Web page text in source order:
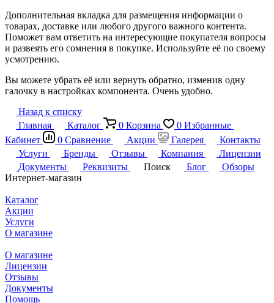
Дополнительная вкладка для размещения информации о
товарах, доставке или любого другого важного контента.
Поможет вам ответить на интересующие покупателя вопросы
и развеять его сомнения в покупке. Используйте её по своему
усмотрению.
Вы можете убрать её или вернуть обратно, изменив одну
галочку в настройках компонента. Очень удобно.
Назад к списку
Главная
Каталог 0 Корзина 0 Избранные
Кабинет
0 Сравнение Акции Галерея
Контакты
Услуги
Бренды Отзывы Компания
Лицензии
Документы
Реквизиты Поиск Блог
Обзоры
Интернет-магазин
Каталог
Акции
Услуги
О магазине
О магазине
Лицензии
Отзывы
Документы
Помощь